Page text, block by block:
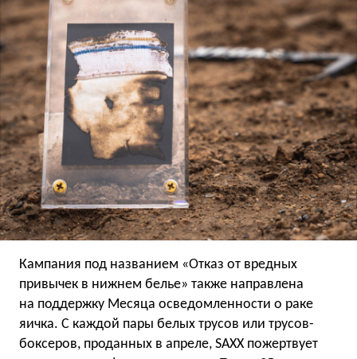
Кампания под названием «Отказ от вредных
привычек в нижнем белье» также направлена
на поддержку Месяца осведомленности о раке
яичка. С каждой пары белых трусов или трусов-
боксеров, проданных в апреле, SAXX пожертвует